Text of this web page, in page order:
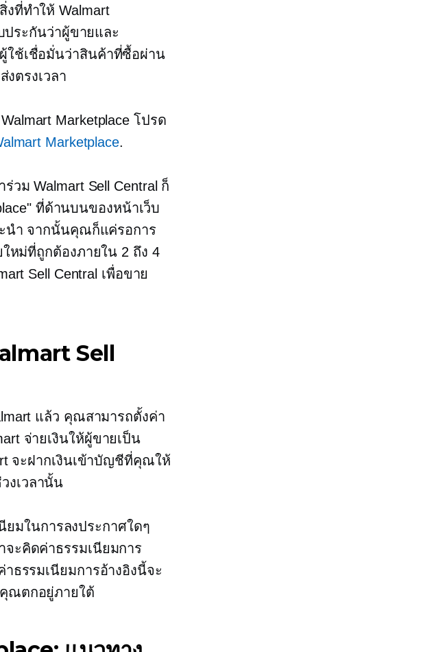
ที่ทำให้ Walmart
ระกันว่าผู้ขายและ
ช้เชื่อมั่นว่าสินค้าที่ซื้อผ่าน
ตรงเวลา
Marketplace โปรด
Marketplace.
วม Walmart Sell Central ก็
ที่ด้านบนของหน้าเว็บ
นำ จากนั้นคุณก็แค่รอการ
หม่ที่ถูกต้องภายใน 2 ถึง 4
Sell Central เพื่อขาย
Sell
แล้ว คุณสามารถตั้งค่า
จ่ายเงินให้ผู้ขายเป็น
จะฝากเงินเข้าบัญชีที่คุณให้
งเวลานั้น
ยมในการลงประกาศใดๆ
ะคิดค่าธรรมเนียมการ
ธรรมเนียมการอ้างอิงนี้จะ
ณตกอยู่ภายใต้